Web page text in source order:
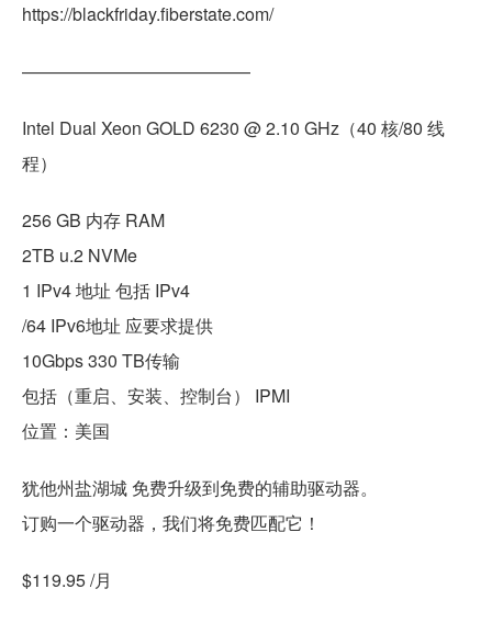
https://blackfriday.fiberstate.com/
—————————————
Intel Dual Xeon GOLD 6230 @ 2.10 GHz（40 核/80 线
程）
256 GB 内存 RAM
2TB u.2 NVMe
1 IPv4 地址 包括 IPv4
/64 IPv6地址 应要求提供
10Gbps 330 TB传输
包括（重启、安装、控制台） IPMI
位置：美国
犹他州盐湖城 免费升级到免费的辅助驱动器。
订购一个驱动器，我们将免费匹配它！
$119.95 /月